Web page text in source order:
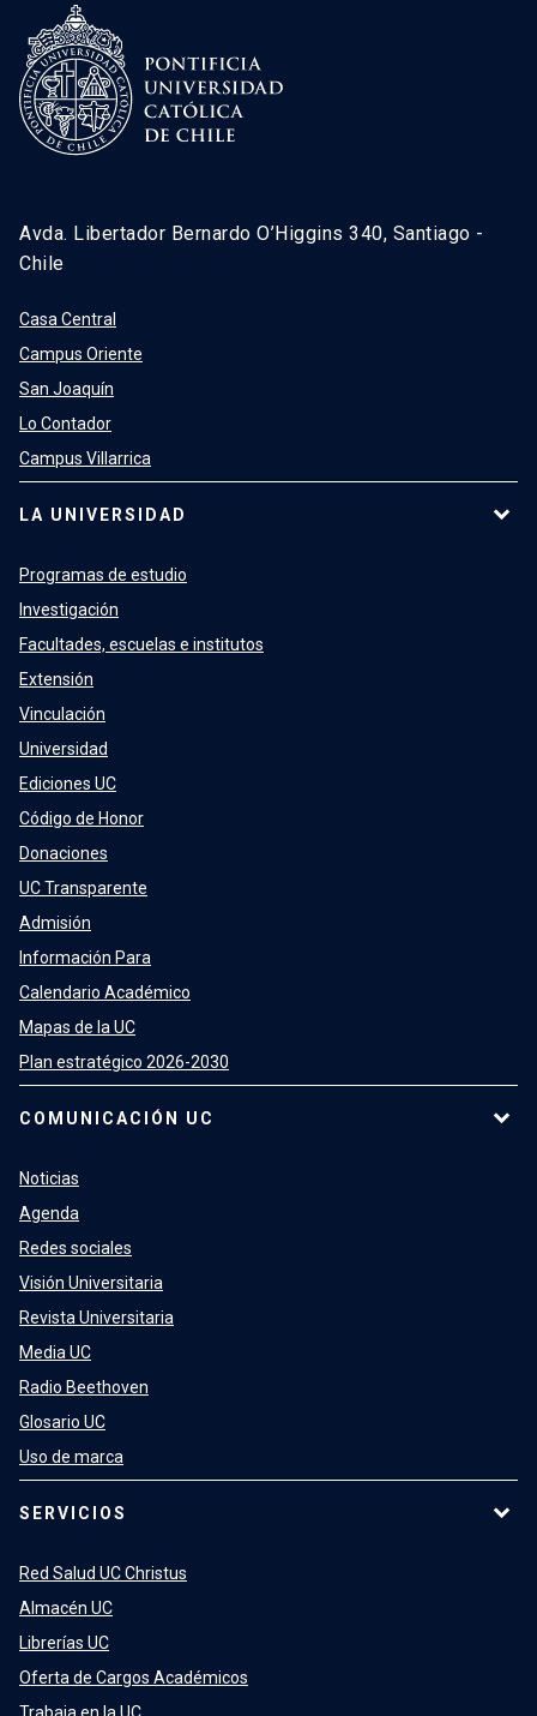
Avda. Libertador Bernardo O’Higgins 340, Santiago -
Chile
Casa Central
Campus Oriente
San Joaquín
Lo Contador
Campus Villarrica
LA UNIVERSIDAD
Programas de estudio
Investigación
Facultades, escuelas e institutos
Extensión
Vinculación
Universidad
Ediciones UC
Código de Honor
Donaciones
UC Transparente
Admisión
Información Para
Calendario Académico
Mapas de la UC
Plan estratégico 2026-2030
COMUNICACIÓN UC
Noticias
Agenda
Redes sociales
Visión Universitaria
Revista Universitaria
Media UC
Radio Beethoven
Glosario UC
Uso de marca
SERVICIOS
Red Salud UC Christus
Almacén UC
Librerías UC
Oferta de Cargos Académicos